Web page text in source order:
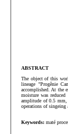
ABSTRACT
The object of this
lineage "Progênie
accomplished. At the
moisture was
amplitude of 0.5 mm,
operations of singeing
Keywords: maté